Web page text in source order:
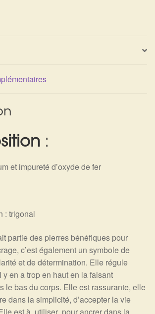
:
et impureté d’oxyde de fer
: trigonal
partie des pierres bénéfiques pour
c’est également un symbole de
et de détermination. Elle régule
y en a trop en haut en la faisant
le bas du corps. Elle est rassurante, elle
dans la simplicité, d’accepter la vie
est à utiliser pour ancrer dans la